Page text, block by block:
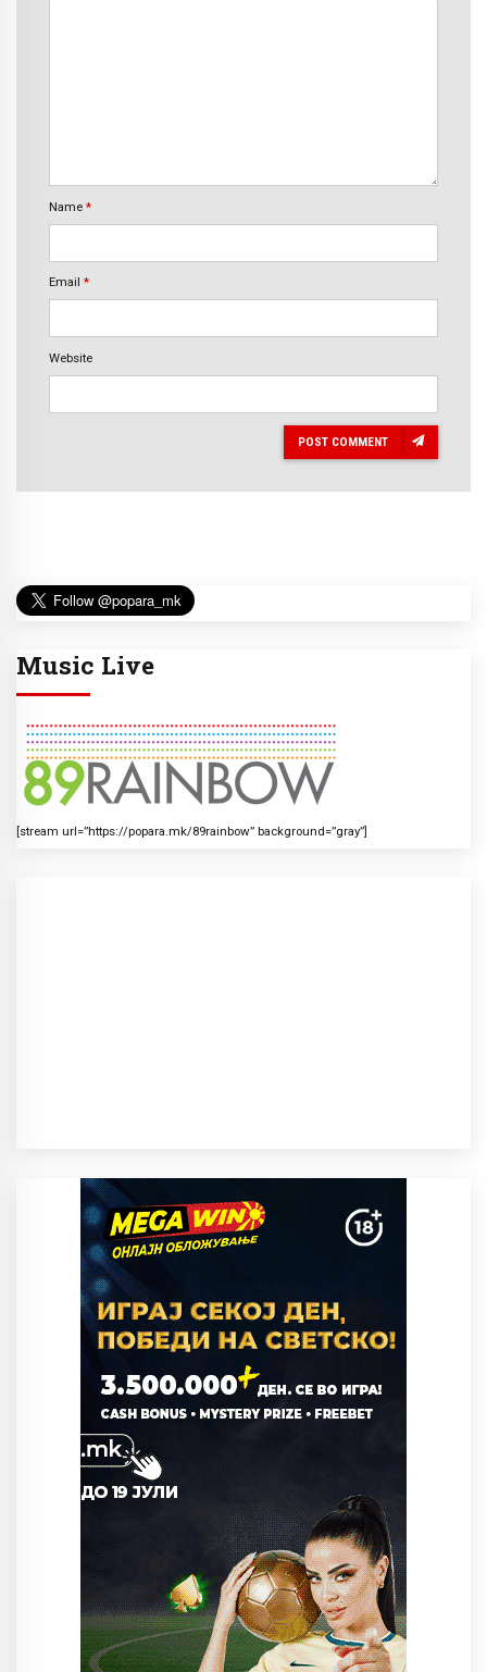
Name *
Email *
Website
POST COMMENT
Music Live
[stream url=”https://popara.mk/89rainbow” background=”gray”]